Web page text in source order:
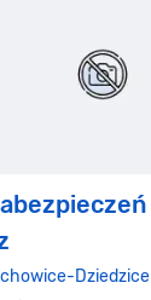
Dziedzice